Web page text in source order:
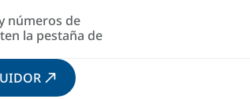
números de
la pestaña de